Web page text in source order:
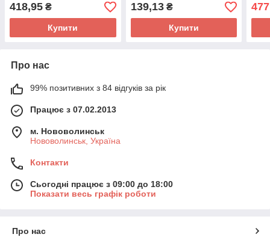
418,95 ₴
Купити
139,13₴
Купити
Про нас
99% позитивних з 84 відгуків за рік
Працює з 07.02.2013
м. Нововолинськ
Нововолинськ, Україна
Контакти
Сьогодні працює з 09:00 до 18:00
Показати весь графік роботи
Про нас